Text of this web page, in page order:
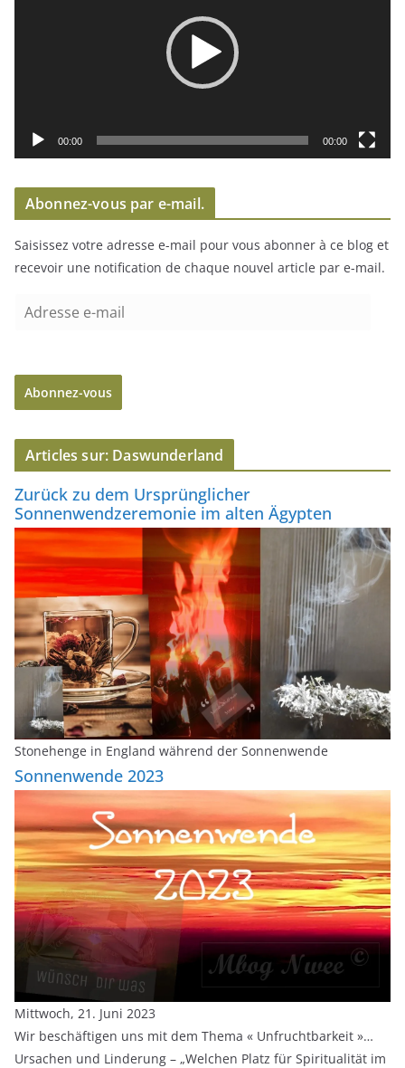
d
00:00 00:00
Abonnez-vous par e-mail.
Saisissez votre adresse e-mail pour vous abonner à ce blog et
recevoir une notification de chaque nouvel article par e-mail.
e
e
m
a
Abonnez-vous
Articles sur: Daswunderland
Zurück zu dem Ursprünglicher
Sonnenwendzeremonie im alten Ägypten
Stonehenge in England während der Sonnenwende
Sonnenwende 2023
Mittwoch, 21. Juni 2023
Wir beschäftigen uns mit dem Thema « Unfruchtbarkeit »…
Ursachen und Linderung – „Welchen Platz für Spiritualität im